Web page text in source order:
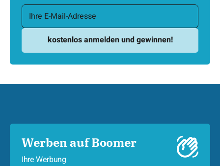
Werben auf Boomer
Ihre Werbung